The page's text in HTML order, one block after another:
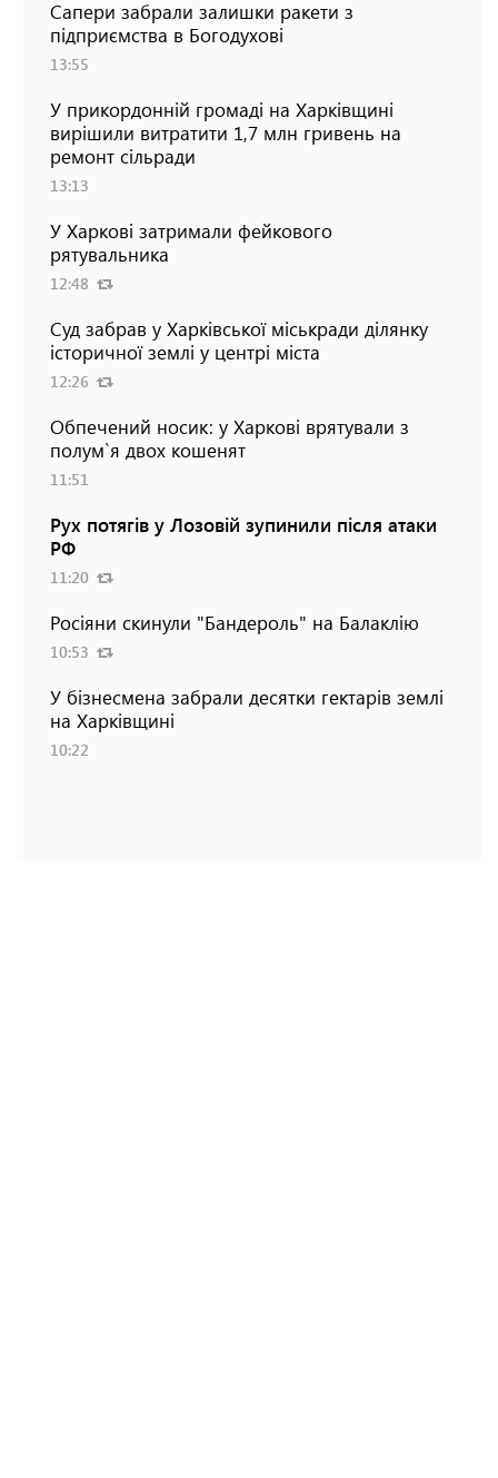
Сапери забрали залишки ракети з
підприємства в Богодухові
13:55
У прикордонній громаді на Харківщині
вирішили витратити 1,7 млн гривень на
ремонт сільради
13:13
У Харкові затримали фейкового
рятувальника
12:48
Суд забрав у Харківської міськради ділянку
історичної землі у центрі міста
12:26
Обпечений носик: у Харкові врятували з
полум`я двох кошенят
11:51
Рух потягів у Лозовій зупинили після атаки
РФ
11:20
Росіяни скинули "Бандероль" на Балаклію
10:53
У бізнесмена забрали десятки гектарів землі
на Харківщині
10:22